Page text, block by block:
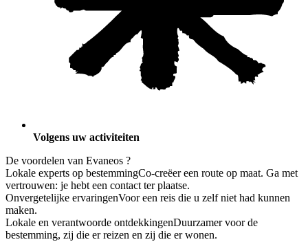
Volgens uw activiteiten
De voordelen van Evaneos ?
Lokale experts op bestemmingCo-creëer een route op maat. Ga met
vertrouwen: je hebt een contact ter plaatse.
Onvergetelijke ervaringenVoor een reis die u zelf niet had kunnen
maken.
Lokale en verantwoorde ontdekkingenDuurzamer voor de
bestemming, zij die er reizen en zij die er wonen.